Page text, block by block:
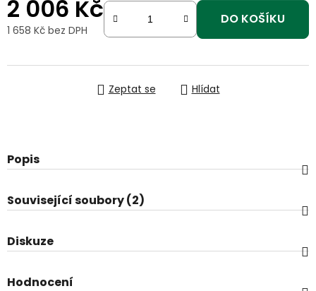
2 006 Kč
1 658 Kč bez DPH
DO KOŠÍKU
Zeptat se Hlídat
Popis
Související soubory (2)
Diskuze
Hodnocení